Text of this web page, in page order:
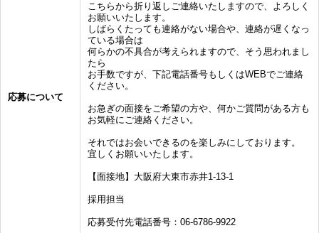
応募について
こちらから折り返しご連絡いたしますので、よろしく
お願いいたします。
しばらくたっても連絡がない場合や、連絡が遅くなっ
ている場合は
何らかの不具合が考えられますので、そう思われまし
たら
お手数ですが、下記電話番号もしくはWEBでご連絡
ください。
お急ぎの面接をご希望の方や、何かご質問がある方も
お気軽にご連絡ください。
それではお会いできるのを楽しみにしております。
宜しくお願いいたします。
【面接地】大阪府大東市赤井1-13-1
採用担当
応募受付先電話番号：06-6786-9922